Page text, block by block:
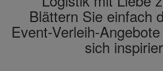
Blättern Sie einfach
Event-Verleih-
sich